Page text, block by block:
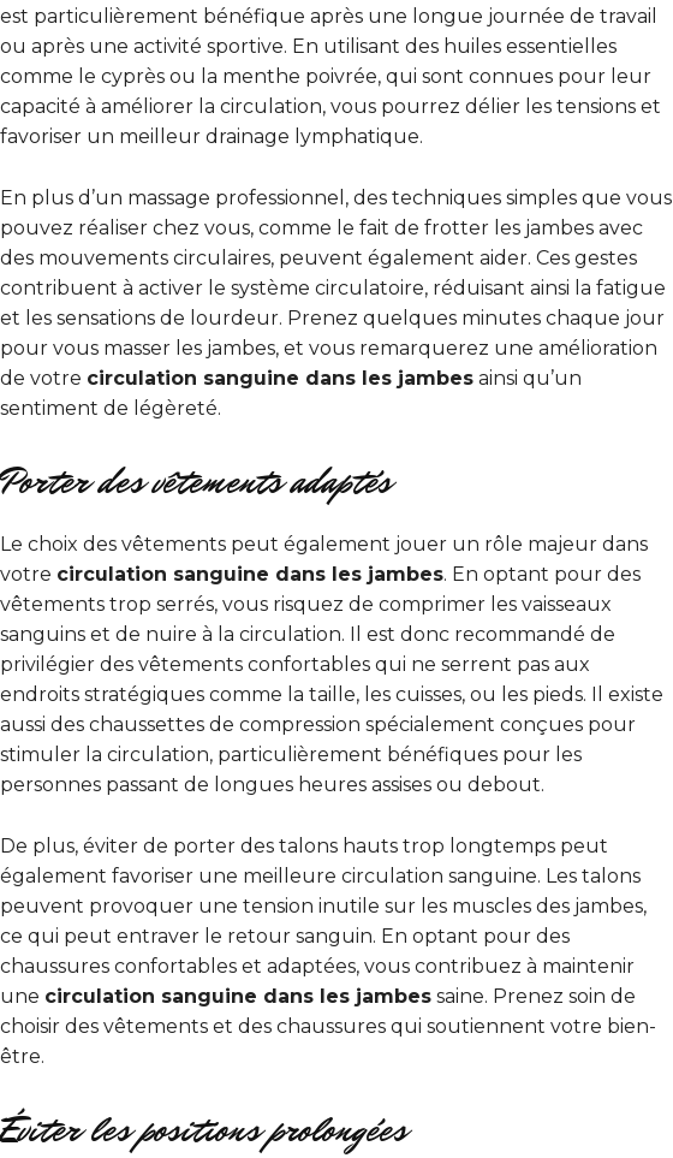
est particulièrement bénéfique après une longue journée de travail
ou après une activité sportive. En utilisant des huiles essentielles
comme le cyprès ou la menthe poivrée, qui sont connues pour leur
capacité à améliorer la circulation, vous pourrez délier les tensions et
favoriser un meilleur drainage lymphatique.
En plus d’un massage professionnel, des techniques simples que vous
pouvez réaliser chez vous, comme le fait de frotter les jambes avec
des mouvements circulaires, peuvent également aider. Ces gestes
contribuent à activer le système circulatoire, réduisant ainsi la fatigue
et les sensations de lourdeur. Prenez quelques minutes chaque jour
pour vous masser les jambes, et vous remarquerez une amélioration
de votre circulation sanguine dans les jambes ainsi qu’un
sentiment de légèreté.
Porter des vêtements adaptés
Le choix des vêtements peut également jouer un rôle majeur dans
votre circulation sanguine dans les jambes. En optant pour des
vêtements trop serrés, vous risquez de comprimer les vaisseaux
sanguins et de nuire à la circulation. Il est donc recommandé de
privilégier des vêtements confortables qui ne serrent pas aux
endroits stratégiques comme la taille, les cuisses, ou les pieds. Il existe
aussi des chaussettes de compression spécialement conçues pour
stimuler la circulation, particulièrement bénéfiques pour les
personnes passant de longues heures assises ou debout.
De plus, éviter de porter des talons hauts trop longtemps peut
également favoriser une meilleure circulation sanguine. Les talons
peuvent provoquer une tension inutile sur les muscles des jambes,
ce qui peut entraver le retour sanguin. En optant pour des
chaussures confortables et adaptées, vous contribuez à maintenir
une circulation sanguine dans les jambes saine. Prenez soin de
choisir des vêtements et des chaussures qui soutiennent votre bien-
être.
Éviter les positions prolongées